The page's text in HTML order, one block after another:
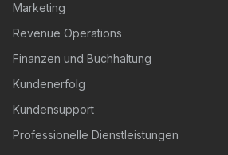
Marketing
Revenue Operations
Finanzen und Buchhaltung
Kundenerfolg
Kundensupport
Professionelle Dienstleistungen